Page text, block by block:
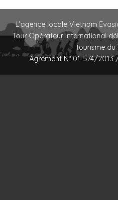
L’agence locale Vietnam
Tour Opérateur International
tourisme du
Agrément N° 01-574/2013